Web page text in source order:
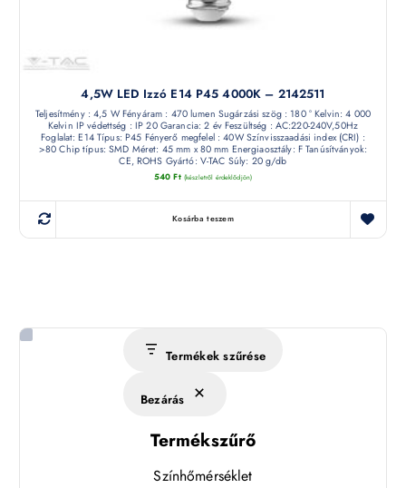
4,5W LED Izzó E14 P45 4000K – 2142511
Teljesítmény : 4,5 W Fényáram : 470 lumen Sugárzási szög : 180 ° Kelvin: 4 000
Kelvin IP védettség : IP 20 Garancia: 2 év Feszültség : AC:220-240V,50Hz
Foglalat: E14 Típus: P45 Fényerő megfelel : 40W Színvisszaadási index (CRI) :
>80 Chip típus: SMD Méret: 45 mm x 80 mm Energiaosztály: F Tanúsítványok:
CE, ROHS Gyártó: V-TAC Súly: 20 g/db
540Ft (készletről érdeklődjön)
Kosárba teszem
Termékek szűrése
Bezárás
Termékszűrő
Színhőmérséklet